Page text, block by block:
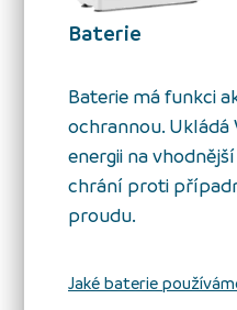
Baterie
Baterie má funkci
ochrannou. Ukládá
energii na
chrání proti
proudu.
Jaké baterie